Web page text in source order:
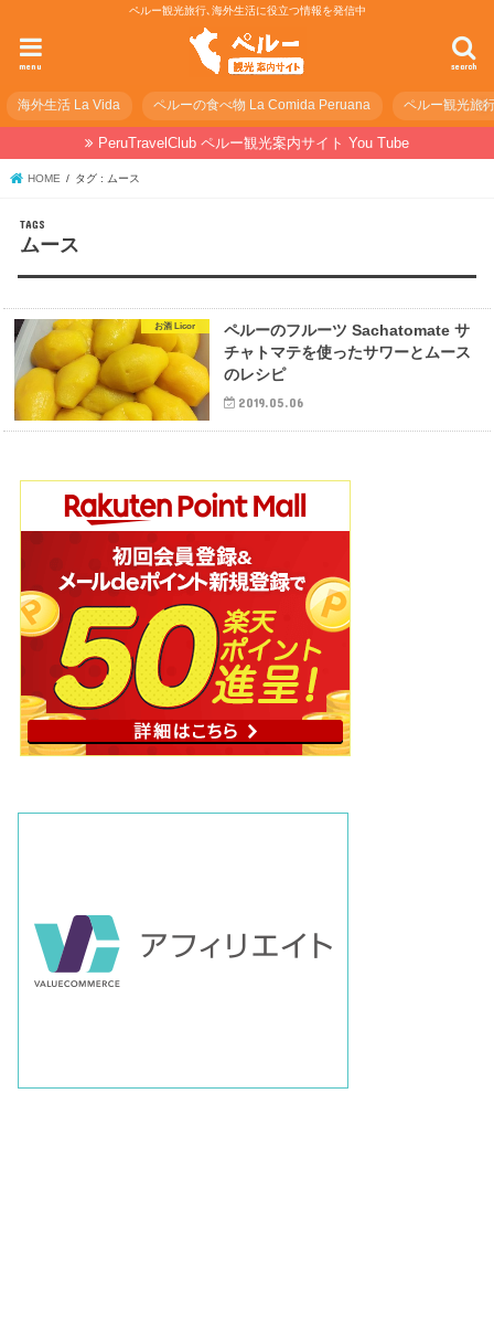
ペルー観光旅行､海外生活に役立つ情報を発信中
search
menu
海外生活 La Vida ペルーの食べ物 La Comida Peruana ペルー観光旅
PeruTravelClub ペルー観光案内サイト You Tube
HOME タグ : ムース
ムース
お酒 Licor
ペルーのフルーツ Sachatomate サ
チャトマテを使ったサワーとムース
のレシピ
2019.05.06